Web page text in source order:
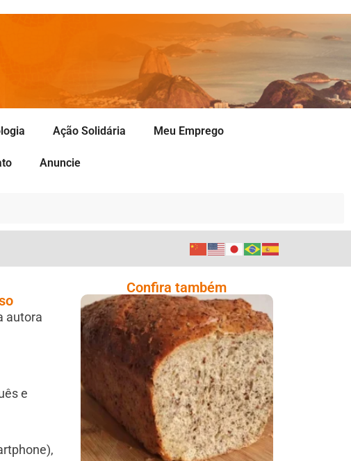
Ação Solidária Meu Emprego
Anuncie
autora
e
Confira também
Comer Bem: Pão Low
Carb